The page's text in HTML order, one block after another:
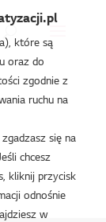
które są
oraz do
zgodnie z
ruchu na
zgadzasz się na
chcesz
kliknij przycisk
odnośnie
w